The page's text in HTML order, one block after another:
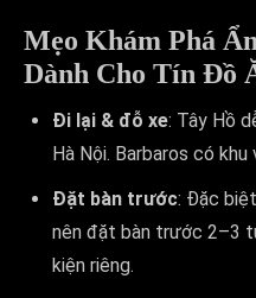
Mẹo Khám Phá
Dành Cho Tín Đồ
Đi lại & đỗ xe: Tây Hồ
Hà Nội. Barbaros có
Đặt bàn trước: Đặc
nên đặt bàn trước 2–3
kiện riêng.